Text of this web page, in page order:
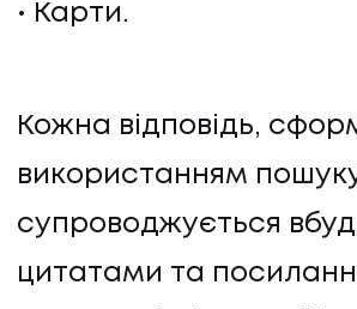
Карти.
Кожна відповідь,
використанням
супроводжується
цитатами та